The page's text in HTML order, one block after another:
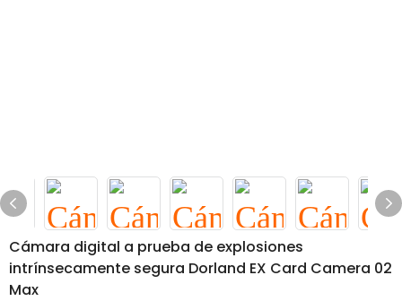
Cámara digital a prueba de explosiones
intrínsecamente segura Dorland EX Card Camera 02
Max